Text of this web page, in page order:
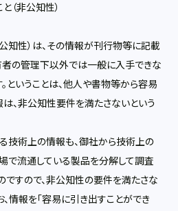
（非公知性）
知性）は、その情報が刊行物等に記載
者の管理下以外では一般に入手できな
ということは、他人や書物等から容易
、非公知性要件を満たさないという
技術上の情報も、御社から技術上の
で流通している製品を分解して調査
すので、非公知性の要件を満たさな
、情報を「容易に引き出すことができ